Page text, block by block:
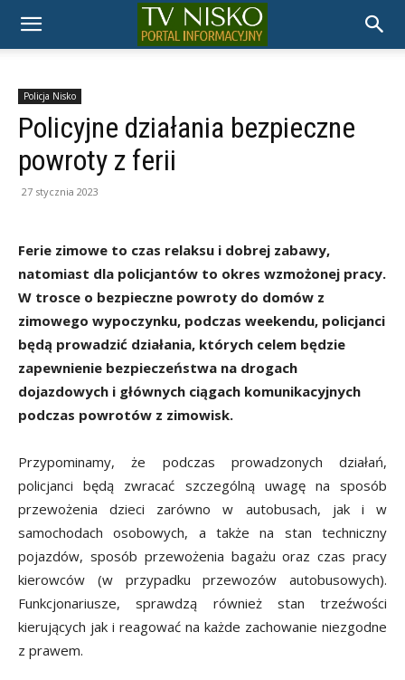
TELEWIZJA
NISKO
Policja Nisko
Policyjne działania bezpieczne
powroty z ferii
27 stycznia 2023
Ferie zimowe to czas relaksu i dobrej zabawy,
natomiast dla policjantów to okres wzmożonej pracy.
W trosce o bezpieczne powroty do domów z
zimowego wypoczynku, podczas weekendu, policjanci
będą prowadzić działania, których celem będzie
zapewnienie bezpieczeństwa na drogach
dojazdowych i głównych ciągach komunikacyjnych
podczas powrotów z zimowisk.
Przypominamy, że podczas prowadzonych działań,
policjanci będą zwracać szczególną uwagę na sposób
przewożenia dzieci zarówno w autobusach, jak i w
samochodach osobowych, a także na stan techniczny
pojazdów, sposób przewożenia bagażu oraz czas pracy
kierowców (w przypadku przewozów autobusowych).
Funkcjonariusze, sprawdzą również stan trzeźwości
kierujących jak i reagować na każde zachowanie niezgodne
z prawem.